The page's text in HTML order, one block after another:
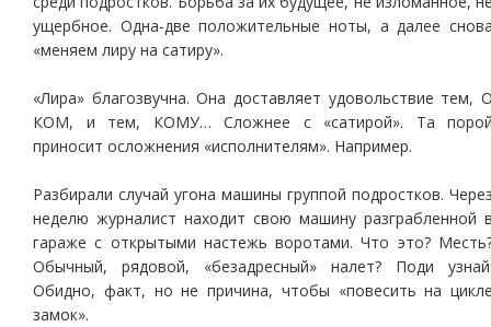
ущербное. Одна-две положительные ноты, а далее
«меняем лиру на сатиру».
«Лира» благозвучна. Она доставляет удовольствие тем,
КОМ, и тем, КОМУ… Сложнее с «сатирой». Та
приносит осложнения «исполнителям». Например.
Разбирали случай угона машины группой подростков.
неделю журналист находит свою машину разграбленной
гараже с открытыми настежь воротами. Что это?
Обычный, рядовой, «безадресный» налет? Поди
Обидно, факт, но не причина, чтобы «повесить на
замок».